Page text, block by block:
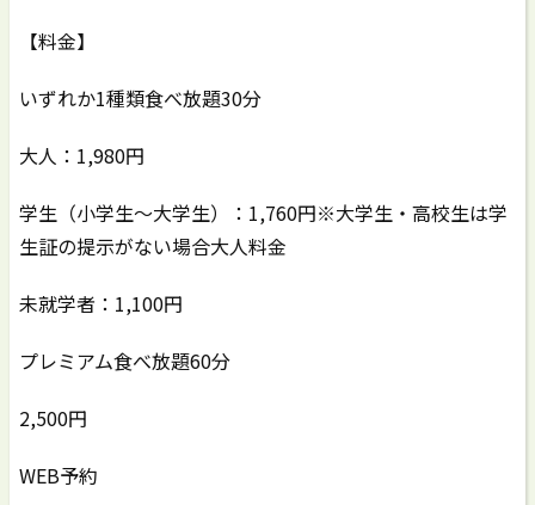
【料金】
いずれか1種類食べ放題30分
大人：1,980円
学生（小学生〜大学生）：1,760円※大学生・高校生は学
生証の提示がない場合大人料金
未就学者：1,100円
プレミアム食べ放題60分
2,500円
WEB予約